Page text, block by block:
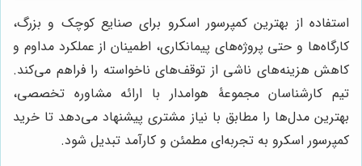
استفاده از بهترین کمپرسور اسکرو برای صنایع کوچک و بزرگ،
کارگاه‌ها و حتی پروژه‌های پیمانکاری، اطمینان از عملکرد مداوم و
کاهش هزینه‌های ناشی از توقف‌های ناخواسته را فراهم می‌کند.
تیم کارشناسان مجموعۀ هوامدار با ارائه مشاوره تخصصی،
بهترین مدل‌ها را مطابق با نیاز مشتری پیشنهاد می‌دهد تا خرید
کمپرسور اسکرو به تجربه‌ای مطمئن و کارآمد تبدیل شود.